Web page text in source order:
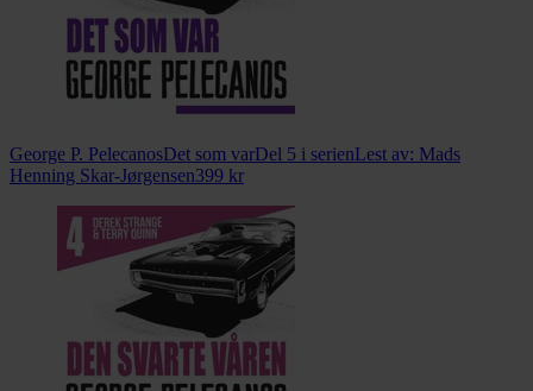
George P. PelecanosDet som varDel 5 i serienLest av: Mads
Henning Skar-Jørgensen399 kr